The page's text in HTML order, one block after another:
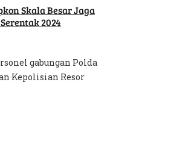
Skala Besar Jaga
2024
gabungan Polda
Kepolisian Resor